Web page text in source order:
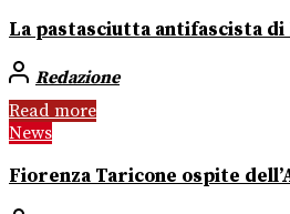
La pastasciutta antifascista
Redazione
Read more
News
Fiorenza Taricone ospite